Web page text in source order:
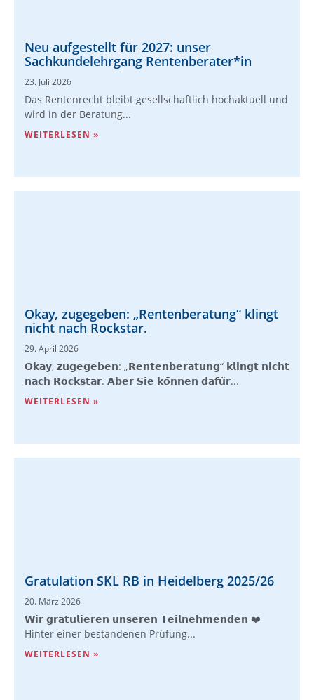
Neu aufgestellt für 2027: unser
Sachkundelehrgang Rentenberater*in
23. Juli 2026
Das Rentenrecht bleibt gesellschaftlich hochaktuell und
wird in der Beratung...
WEITERLESEN »
Okay, zugegeben: „Rentenberatung“ klingt
nicht nach Rockstar.
29. April 2026
𝗢𝗸𝗮𝘆, 𝘇𝘂𝗴𝗲𝗴𝗲𝗯𝗲𝗻: „𝗥𝗲𝗻𝘁𝗲𝗻𝗯𝗲𝗿𝗮𝘁𝘂𝗻𝗴“ 𝗸𝗹𝗶𝗻𝗴𝘁 𝗻𝗶𝗰𝗵𝘁
𝗻𝗮𝗰𝗵 𝗥𝗼𝗰𝗸𝘀𝘁𝗮𝗿. 𝗔𝗯𝗲𝗿 𝗦𝗶𝗲 𝗸𝗼̈𝗻𝗻𝗲𝗻 𝗱𝗮𝗳𝘂̈𝗿...
WEITERLESEN »
Gratulation SKL RB in Heidelberg 2025/26
20. März 2026
𝗪𝗶𝗿 𝗴𝗿𝗮𝘁𝘂𝗹𝗶𝗲𝗿𝗲𝗻 𝘂𝗻𝘀𝗲𝗿𝗲𝗻 𝗧𝗲𝗶𝗹𝗻𝗲𝗵𝗺𝗲𝗻𝗱𝗲𝗻 ❤️
Hinter einer bestandenen Prüfung...
WEITERLESEN »